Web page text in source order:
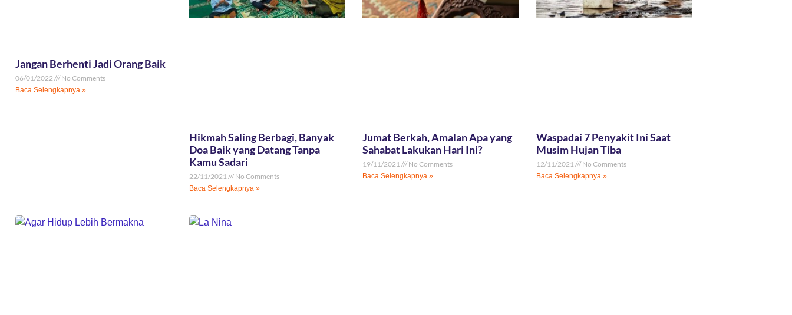
Jangan Berhenti Jadi Orang Baik
06/01/2022 No Comments
Baca Selengkapnya »
Hikmah Saling Berbagi, Banyak
Doa Baik yang Datang Tanpa
Kamu Sadari
22/11/2021 No Comments
Baca Selengkapnya »
Jumat Berkah, Amalan Apa yang
Sahabat Lakukan Hari Ini?
19/11/2021 No Comments
Baca Selengkapnya »
Waspadai 7 Penyakit Ini Saat
Musim Hujan Tiba
12/11/2021 No Comments
Baca Selengkapnya »